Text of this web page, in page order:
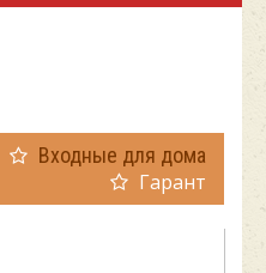
Входные для дома
Гарант